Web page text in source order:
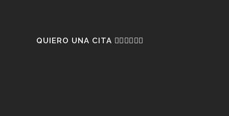
QUIERO UNA CITA 👇🏼👇🏼👇🏼